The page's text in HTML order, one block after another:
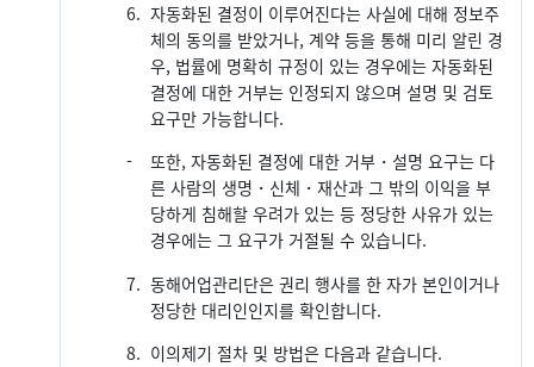
6. 자동화된 결정이 이루어진다는 사실에 대해 정보주
체의 동의를 받았거나, 계약 등을 통해 미리 알린 경
우, 법률에 명확히 규정이 있는 경우에는 자동화된
결정에 대한 거부는 인정되지 않으며 설명 및 검토
요구만 가능합니다.
-
또한, 자동화된 결정에 대한 거부・설명 요구는 다
른 사람의 생명・신체・재산과 그 밖의 이익을 부
당하게 침해할 우려가 있는 등 정당한 사유가 있는
경우에는 그 요구가 거절될 수 있습니다.
7. 동해어업관리단은 권리 행사를 한 자가 본인이거나
정당한 대리인인지를 확인합니다.
8. 이의제기 절차 및 방법은 다음과 같습니다.